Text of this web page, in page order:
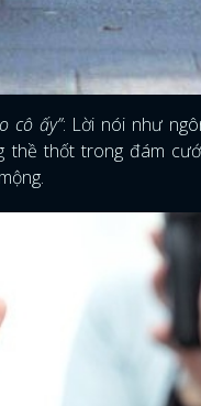
cô ấy”: Lời nói như
thề thốt trong đám